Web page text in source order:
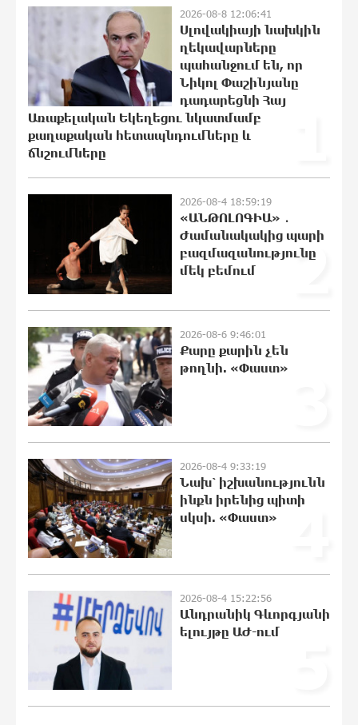
հիմնադրամի շենքի պատուհաններն
ու դռները
22:07:09 8-08-2026
Ալիևն ու Թրամփը հեռախոսազրույց
են ունեցել
21:48:41 8-08-2026
«Ինտեր»-ը հաղթեց «Յուվենտուս»-ին
Քրեական վարույթի շրջանակում
անձի անձնական և ընտանեկան
անթույլատրելի է. ՄԻՊ
21:10:46 8-08-2026
Զելենսկին ու Վուչիչը քննարկել են
համագործակցությունն ընդլայնելու
հնարավորությունները
20:51:38 8-08-2026
Հրդեհի ահազանգ Սայաթ-Նովա
պողոտայում. շենքից տարհանվել է 5
բնակիչ
ցուցահանդեսը երկարաձգվել է մինչև
օգոստոսի 30-ը
20:14:36 8-08-2026
Որոնվում է նախաձեռնված քրեական
2026-08-8 12:06:41
Սլովակիայի նախկին
ղեկավարները
պահանջում են, որ
Նիկոլ Փաշինյանը
դադարեցնի Հայ
Առաքելական Եկեղեցու նկատմամբ
քաղաքական հետապնդումները և
ճնշումները
2
2026-08-4 18:59:19
«ԱՆԹՈԼՈԳԻԱ» ․
Ժամանակակից պարի
բազմազանությունը
մեկ բեմում
2026-08-6 9:46:01
Քարը քարին չեն
թողնի. «Փաստ»
4
2026-08-4 9:33:19
Նախ՝ իշխանությունն
ինքն իրենից պիտի
սկսի. «Փաստ»
2026-08-4 15:22:56
Անդրանիկ Գևորգյանի
ելույթը ԱԺ-ում